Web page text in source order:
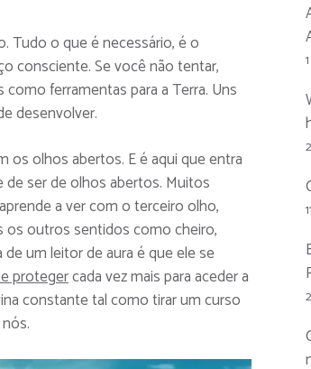
Tudo o que é necessário, é o
consciente. Se você não tentar,
ferramentas para a Terra. Uns
desenvolver.
os olhos abertos. E é aqui que entra
de ser de olhos abertos. Muitos
a ver com o terceiro olho,
outros sentidos como cheiro,
um leitor de aura é que ele se
protegercada vez mais para aceder a
constante tal como tirar um curso